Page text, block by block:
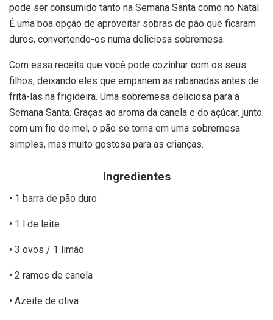
pode ser consumido tanto na Semana Santa como no Natal.
É uma boa opção de aproveitar sobras de pão que ficaram
duros, convertendo-os numa deliciosa sobremesa.
Com essa receita que você pode cozinhar com os seus
filhos, deixando eles que empanem as rabanadas antes de
fritá-las na frigideira. Uma sobremesa deliciosa para a
Semana Santa. Graças ao aroma da canela e do açúcar, junto
com um fio de mel, o pão se torna em uma sobremesa
simples, mas muito gostosa para as crianças.
Ingredientes
• 1 barra de pão duro
• 1 l de leite
• 3 ovos / 1 limão
• 2 ramos de canela
• Azeite de oliva